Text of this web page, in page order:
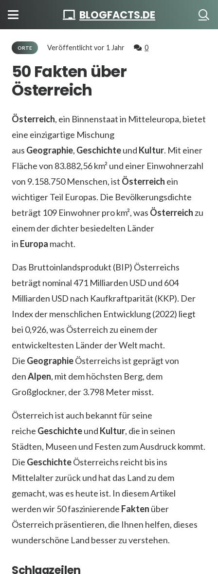
BLOGFACTS.DE
ORTE Veröffentlichtvor 1 Jahr 0
50 Fakten über
Österreich
Österreich, ein Binnenstaat in Mitteleuropa, bietet
eine einzigartige Mischung
aus Geographie, Geschichteund Kultur. Mit einer
Fläche von 83.882,56 km² und einer Einwohnerzahl
von 9.158.750 Menschen, ist Österreich ein
wichtiger Teil Europas. Die Bevölkerungsdichte
beträgt 109 Einwohner pro km², was Österreich zu
einem der dichter besiedelten Länder
in Europa macht.
Das Bruttoinlandsprodukt (BIP) Österreichs
beträgt nominal 471 Milliarden USD und 604
Milliarden USD nach Kaufkraftparität (KKP). Der
Index der menschlichen Entwicklung (2022) liegt
bei 0,926, was Österreich zu einem der
entwickeltesten Länder der Welt macht.
Die GeographieÖsterreichs ist geprägt von
denAlpen, mit dem höchsten Berg, dem
Großglockner, der 3.798 Meter misst.
Österreich ist auch bekannt für seine
reiche Geschichteund Kultur, die in seinen
Städten, Museen und Festen zum Ausdruck kommt.
Die GeschichteÖsterreichs reicht bis ins
Mittelalter zurück und hat das Land zu dem
gemacht, was es heute ist. In diesem Artikel
werden wir 50 faszinierende Fakten über
Österreich präsentieren, die Ihnen helfen, dieses
wunderschöne Land besser zu verstehen.
Schlagzeilen